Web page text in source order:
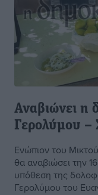
Αναβιώνει η
Γερολύμου –
Ενώπιον του
θα αναβιώσει την
υπόθεση της
Γερολύμου του